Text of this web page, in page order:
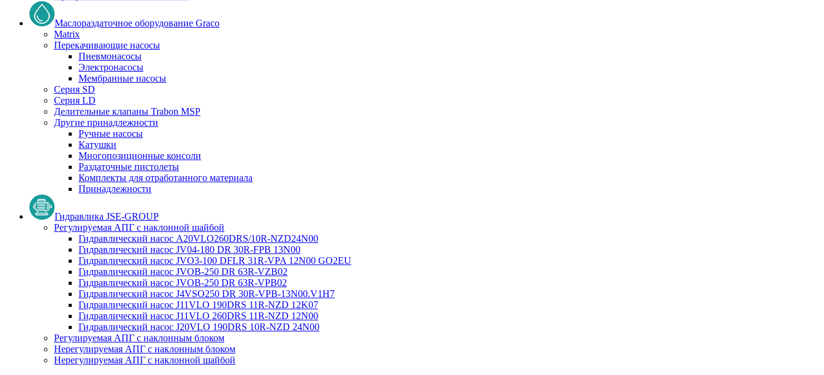
Маслораздаточное оборудование Graco
Matrix
Перекачивающие насосы
Пневмонасосы
Электронасосы
Мембранные насосы
Серия SD
Серия LD
Делительные клапаны Trabon MSP
Другие принадлежности
Ручные насосы
Катушки
Многопозиционные консоли
Раздаточные пистолеты
Комплекты для отработанного материала
Принадлежности
Гидравлика JSE-GROUP
Регулируемая АПГ с наклонной шайбой
Гидравлический насос A20VLO260DRS/10R-NZD24N00
Гидравлический насос JV04-180 DR 30R-FPB 13N00
Гидравлический насос JVO3-100 DFLR 31R-VPA 12N00 GO2EU
Гидравлический насос JVOB-250 DR 63R-VZB02
Гидравлический насос JVOB-250 DR 63R-VPB02
Гидравлический насос J4VSO250 DR 30R-VPB-13N00.V1H7
Гидравлический насос J11VLO 190DRS 11R-NZD 12K07
Гидравлический насос J11VLO 260DRS 11R-NZD 12N00
Гидравлический насос J20VLO 190DRS 10R-NZD 24N00
Регулируемая АПГ с наклонным блоком
Нерегулируемая АПГ с наклонным блоком
Нерегулируемая АПГ с наклонной шайбой